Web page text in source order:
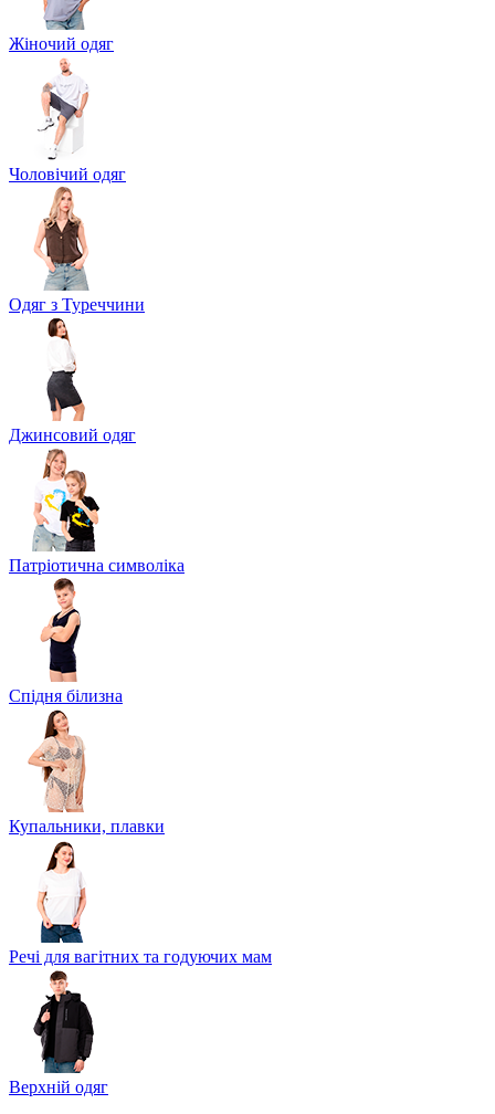
Жіночий одяг
Чоловічий одяг
Одяг з Туреччини
Джинсовий одяг
Патріотична символіка
Спідня білизна
Купальники, плавки
Речі для вагітних та годуючих мам
Верхній одяг